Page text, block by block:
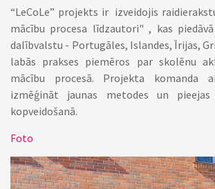
“LeCoLe” projekts ir izveidojis
mācību procesa līdzautori" , kas
dalībvalstu - Portugāles, Islandes, Īrijas,
labās prakses piemēros par skolēnu
mācību procesā. Projekta komanda
izmēģināt jaunas metodes un pieejas
kopveidošanā.
Foto